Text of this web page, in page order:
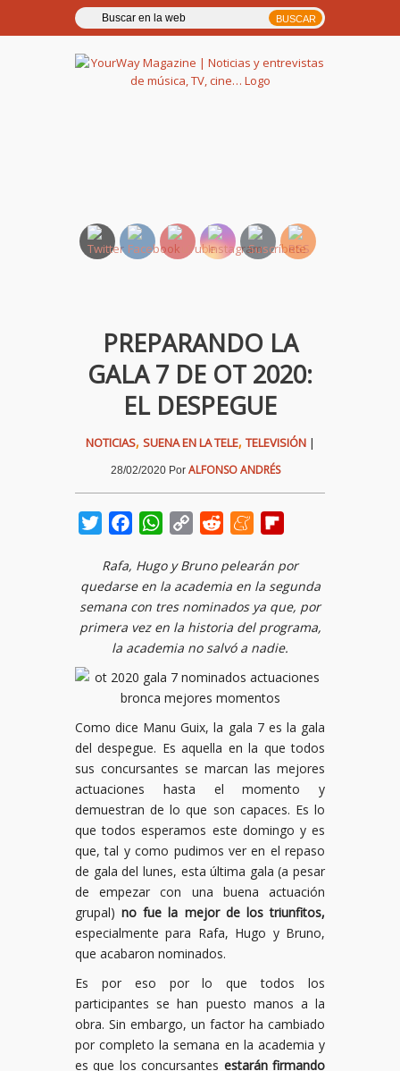
PREPARANDO LA
GALA 7 DE OT 2020:
EL DESPEGUE
NOTICIAS, SUENA EN LA TELE, TELEVISIÓN|
28/02/2020 Por ALFONSO ANDRÉS
TwitterFacebookWhatsApp
Copy
Reddit Meneame
Rafa, Hugo y Bruno pelearán por
quedarse en la academia en la segunda
semana con tres nominados ya que, por
primera vez en la historia del programa,
la academia no salvó a nadie.
Como dice Manu Guix, la gala 7 es la gala
del despegue. Es aquella en la que todos
sus concursantes se marcan las mejores
actuaciones hasta el momento y
demuestran de lo que son capaces. Es lo
que todos esperamos este domingo y es
que, tal y como pudimos ver en el repaso
de gala del lunes, esta última gala (a pesar
de empezar con una buena actuación
grupal)no fue la mejor de los triunfitos,
especialmente para Rafa, Hugo y Bruno,
que acabaron nominados.
Es por eso por lo que todos los
participantes se han puesto manos a la
obra. Sin embargo, un factor ha cambiado
por completo la semana en la academia y
es que los concursantes estarán firmando